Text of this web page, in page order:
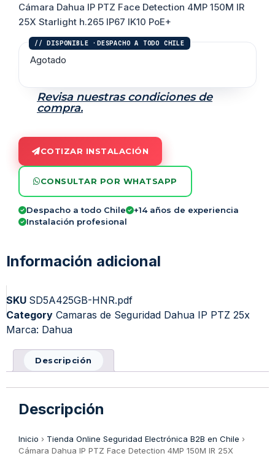
Cámara Dahua IP PTZ Face Detection 4MP 150M IR
25X Starlight h.265 IP67 IK10 PoE+
Agotado
Revisa nuestras condiciones de
compra.
COTIZAR INSTALACIÓN
CONSULTAR POR WHATSAPP
Despacho a todo Chile
+14 años de experiencia
Instalación profesional
Información adicional
SKU SD5A425GB-HNR.pdf
Category Camaras de Seguridad Dahua IP PTZ 25x
Marca: Dahua
Descripción
Descripción
Inicio › Tienda Online Seguridad Electrónica B2B en Chile ›
Cámara Dahua IP PTZ Face Detection 4MP 150M IR 25X